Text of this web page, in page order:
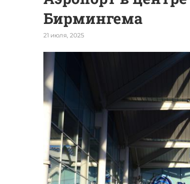
Бирмингема
21 июля, 2025